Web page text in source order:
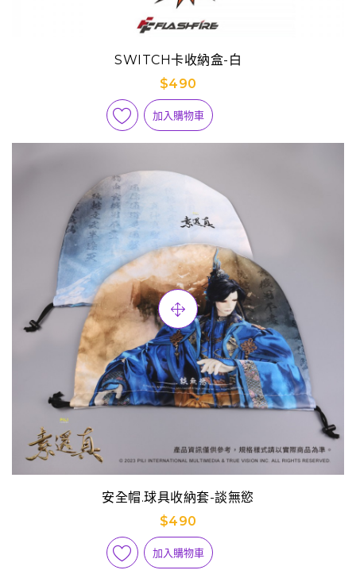
SWITCH卡收納盒-白
$490
加入購物車
安全帽.球具收納套-談無慾
$490
加入購物車